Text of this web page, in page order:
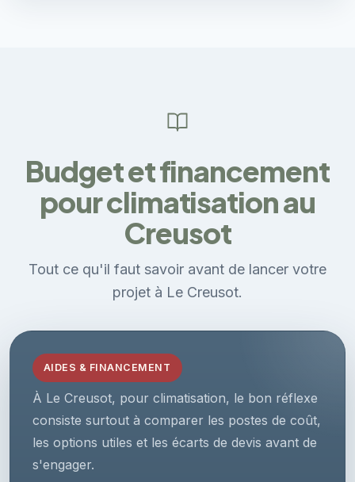
Budget et financement
pour climatisation au
Creusot
Tout ce qu'il faut savoir avant de lancer votre
projet à Le Creusot.
AIDES & FINANCEMENT
À Le Creusot, pour climatisation, le bon réflexe
consiste surtout à comparer les postes de coût,
les options utiles et les écarts de devis avant de
s'engager.